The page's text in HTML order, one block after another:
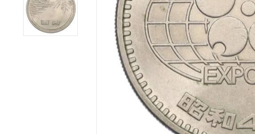
Иностранные монеты
Неофициальные выпуски монет (Unusual)
Античные и средневековые монеты